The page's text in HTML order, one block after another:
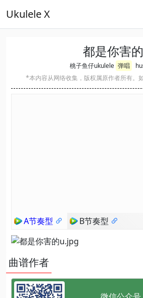
Ukulele X
都是你害的
桃子鱼仔ukulele 弹唱
*本内容从网络收集，版权属原作者所有。
A节奏型 B节奏型
曲谱作者